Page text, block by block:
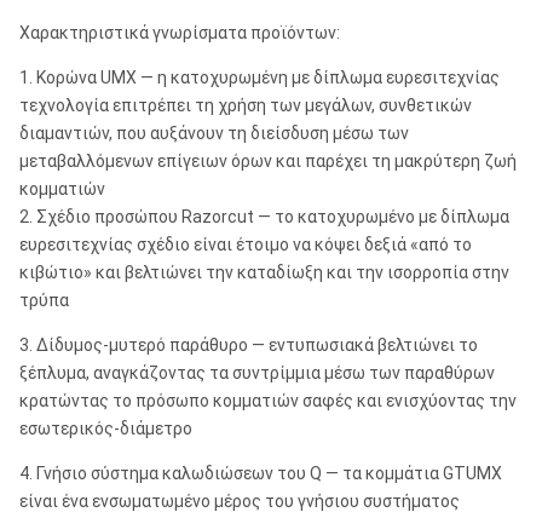
Χαρακτηριστικά γνωρίσματα προϊόντων:
1. Κορώνα UMX — η κατοχυρωμένη με δίπλωμα ευρεσιτεχνίας
τεχνολογία επιτρέπει τη χρήση των μεγάλων, συνθετικών
διαμαντιών, που αυξάνουν τη διείσδυση μέσω των
μεταβαλλόμενων επίγειων όρων και παρέχει τη μακρύτερη ζωή
κομματιών
2. Σχέδιο προσώπου Razorcut — το κατοχυρωμένο με δίπλωμα
ευρεσιτεχνίας σχέδιο είναι έτοιμο να κόψει δεξιά «από το
κιβώτιο» και βελτιώνει την καταδίωξη και την ισορροπία στην
τρύπα
3. Δίδυμος-μυτερό παράθυρο — εντυπωσιακά βελτιώνει το
ξέπλυμα, αναγκάζοντας τα συντρίμμια μέσω των παραθύρων
κρατώντας το πρόσωπο κομματιών σαφές και ενισχύοντας την
εσωτερικός-διάμετρο
4. Γνήσιο σύστημα καλωδιώσεων του Q — τα κομμάτια GTUMX
είναι ένα ενσωματωμένο μέρος του γνήσιου συστήματος